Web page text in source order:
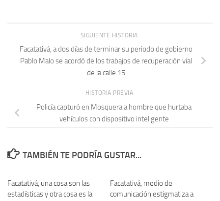
SIGUIENTE HISTORIA
Facatativá, a dos días de terminar su periodo de gobierno
Pablo Malo se acordó de los trabajos de recuperación vial
de la calle 15
HISTORIA PREVIA
Policía capturó en Mosquera a hombre que hurtaba
vehículos con dispositivo inteligente
TAMBIÉN TE PODRÍA GUSTAR...
Facatativá, una cosa son las
estadísticas y otra cosa es la
Facatativá, medio de
comunicación estigmatiza a